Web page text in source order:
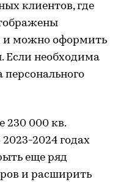
клиентов, где
и можно оформить
Если необходима
персонального
230 000 кв.
2024 годах
еще ряд
и расширить